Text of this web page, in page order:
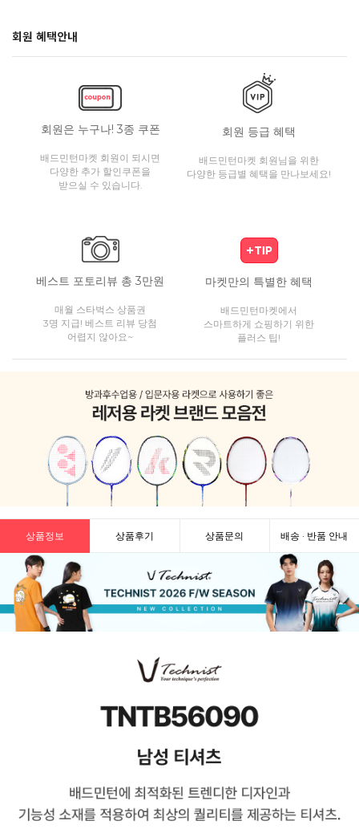
회원 혜택안내
회원은 누구나! 3종 쿠폰
배드민턴마켓 회원이 되시면
다양한 추가 할인쿠폰을
받으실 수 있습니다.
회원 등급 혜택
배드민턴마켓 회원님을 위한
다양한 등급별 혜택을 만나보세요!
베스트 포토리뷰 총 3만원
매월 스타벅스 상품권
3명 지급! 베스트 리뷰 당첨
어렵지 않아요~
마켓만의 특별한 혜택
배드민턴마켓에서
스마트하게 쇼핑하기 위한
플러스 팁!
상품정보 상품후기 상품문의 배송 · 반품 안내